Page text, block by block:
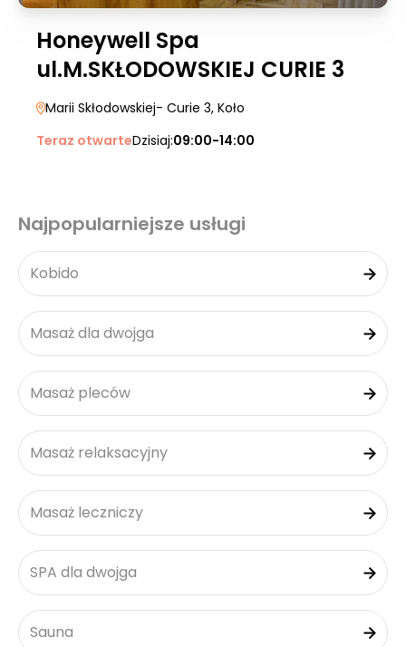
Honeywell Spa
ul.M.SKŁODOWSKIEJ CURIE 3
Marii Skłodowskiej- Curie 3, Koło
Teraz otwarteDzisiaj:09:00-14:00
Najpopularniejsze usługi
Kobido
Masaż dla dwojga
Masaż pleców
Masaż relaksacyjny
Masaż leczniczy
SPA dla dwojga
Sauna